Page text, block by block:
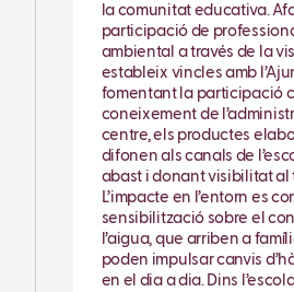
la comunitat educativa.
participació de
ambiental a través de la
estableix vincles amb
fomentant la participació
coneixement de
centre, els productes
difonen als canals de
abast i donant visibilitat al
L’impacte en l’entorn es
sensibilització sobre el
l’aigua, que arriben a
poden impulsar canvis
en el dia a dia. Dins